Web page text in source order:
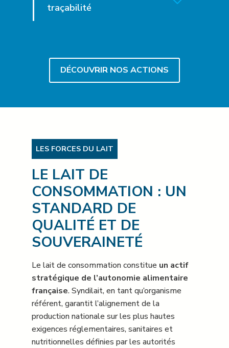
traçabilité
DÉCOUVRIR NOS ACTIONS
LES FORCES DU LAIT
LE LAIT DE
CONSOMMATION : UN
STANDARD DE
QUALITÉ ET DE
SOUVERAINETÉ
Le lait de consommation constitue un actif
stratégique de l’autonomie alimentaire
française. Syndilait, en tant qu’organisme
référent, garantit l’alignement de la
production nationale sur les plus hautes
exigences réglementaires, sanitaires et
nutritionnelles définies par les autorités